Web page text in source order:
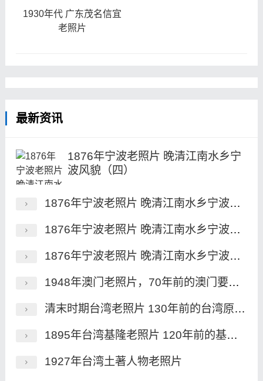
1930年代 广东茂名信宜
老照片
最新资讯
1876年宁波老照片 晚清江南水乡宁
波风貌（四）
1876年宁波老照片 晚清江南水乡宁波风貌（三）
1876年宁波老照片 晚清江南水乡宁波风貌（二）
1876年宁波老照片 晚清江南水乡宁波风貌（一）
1948年澳门老照片，70年前的澳门要塞、永隆银号及街景
清末时期台湾老照片 130年前的台湾原住民族风貌一览
1895年台湾基隆老照片 120年前的基隆港及炮台
1927年台湾土著人物老照片